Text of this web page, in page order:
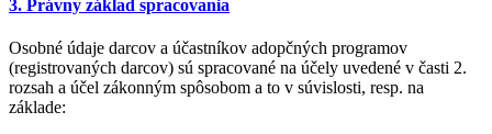
3. Právny základ spracovania
Osobné údaje darcov a účastníkov adopčných programov
(registrovaných darcov) sú spracované na účely uvedené v časti 2.
rozsah a účel zákonným spôsobom a to v súvislosti, resp. na
základe: